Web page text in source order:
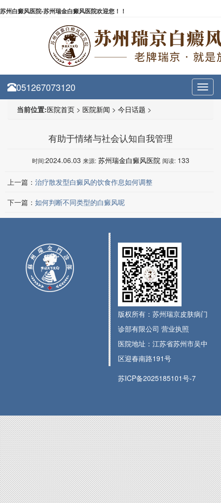
苏州白癜风医院-苏州瑞金白癜风医院欢迎您！！
051267073120
当前位置:医院首页 > 医院新闻 > 今日话题 >
有助于情绪与社会认知自我管理
时间:2024.06.03 来源: 苏州瑞金白癜风医院 阅读: 133
上一篇： 治疗散发型白癜风的饮食作息如何调整
下一篇： 如何判断不同类型的白癜风呢
版权所有：苏州瑞京皮肤病门
诊部有限公司 营业执照
医院地址：江苏省苏州市吴中
区迎春南路191号
苏ICP备2025185101号-7